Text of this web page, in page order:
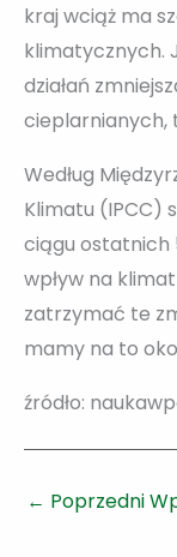
kraj wciąż ma
klimatycznych.
działań
cieplarnianych,
Według
Klimatu (IPCC)
ciągu ostatnich
wpływ na
zatrzymać te
mamy na to
źródło:
← Poprzedni